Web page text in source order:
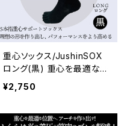
重心ソックス/JushinSOX
ロング(黒) 重心を最適な位
置へ、アーチを作り出して、
姿勢の改善をサポート。ふく
を軽減。
¥2,750